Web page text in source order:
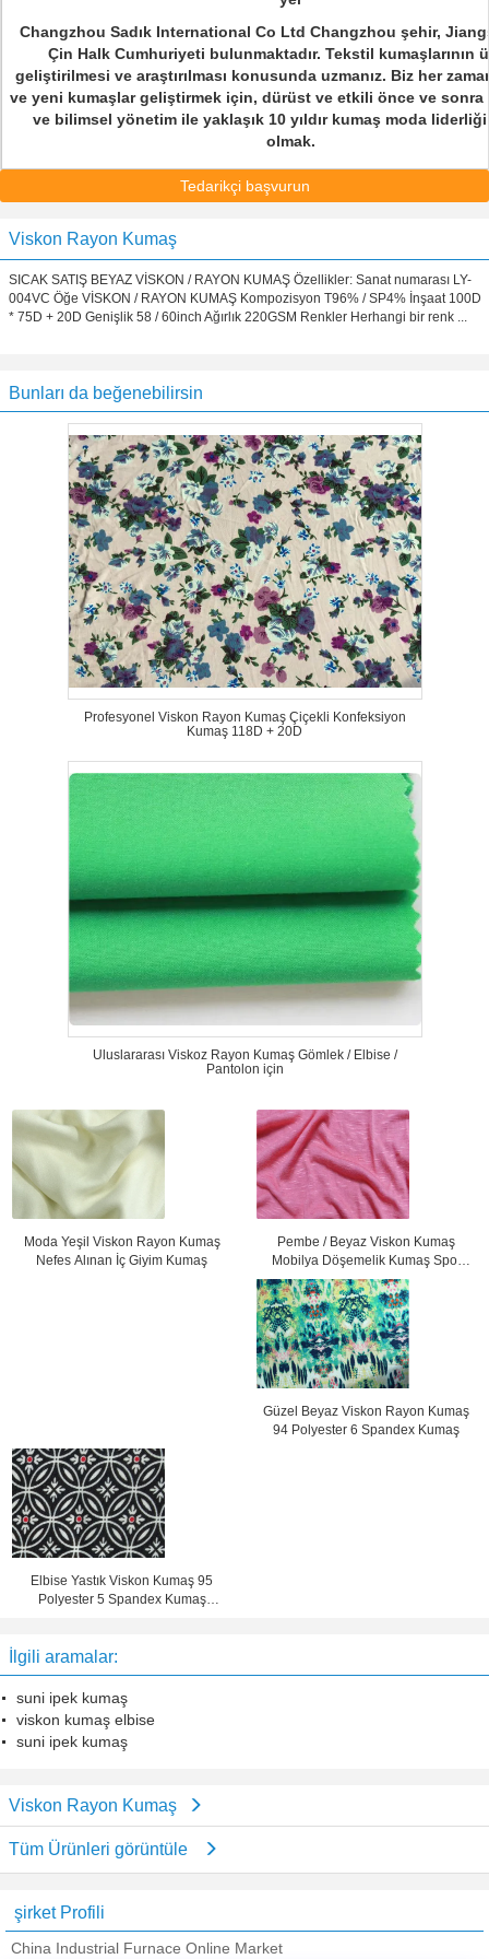
Changzhou Sadık International Co Ltd Changzhou şehir,
Çin Halk Cumhuriyeti bulunmaktadır. Tekstil kumaşlarının
geliştirilmesi ve araştırılması konusunda uzmanız. Biz her
ve yeni kumaşlar geliştirmek için, dürüst ve etkili önce ve sonra
ve bilimsel yönetim ile yaklaşık 10 yıldır kumaş moda liderliği
olmak.
Tedarikçi başvurun
Viskon Rayon Kumaş
SICAK SATIŞ BEYAZ VİSKON / RAYON KUMAŞ Özellikler: Sanat numarası LY-
004VC Öğe VİSKON / RAYON KUMAŞ Kompozisyon T96% / SP4% İnşaat 100D
* 75D + 20D Genişlik 58 / 60inch Ağırlık 220GSM Renkler Herhangi bir renk ...
Bunları da beğenebilirsin
Profesyonel Viskon Rayon Kumaş Çiçekli Konfeksiyon
Kumaş 118D + 20D
Uluslararası Viskoz Rayon Kumaş Gömlek / Elbise /
Pantolon için
Moda Yeşil Viskon Rayon Kumaş
Nefes Alınan İç Giyim Kumaş
Pembe / Beyaz Viskon Kumaş
Mobilya Döşemelik Kumaş Spor
Giyim İçin
Güzel Beyaz Viskon Rayon Kumaş
94 Polyester 6 Spandex Kumaş
Elbise Yastık Viskon Kumaş 95
Polyester 5 Spandex Kumaş
İlgili aramalar:
suni ipek kumaş
viskon kumaş elbise
suni ipek kumaş
Viskon Rayon Kumaş
Tüm Ürünleri görüntüle
şirket Profili
China Industrial Furnace Online Market